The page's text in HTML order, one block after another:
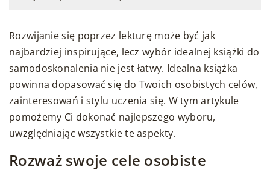
Rozwijanie się poprzez lekturę może być jak
najbardziej inspirujące, lecz wybór idealnej książki do
samodoskonalenia nie jest łatwy. Idealna książka
powinna dopasować się do Twoich osobistych celów,
zainteresowań i stylu uczenia się. W tym artykule
pomożemy Ci dokonać najlepszego wyboru,
uwzględniając wszystkie te aspekty.
Rozważ swoje cele osobiste